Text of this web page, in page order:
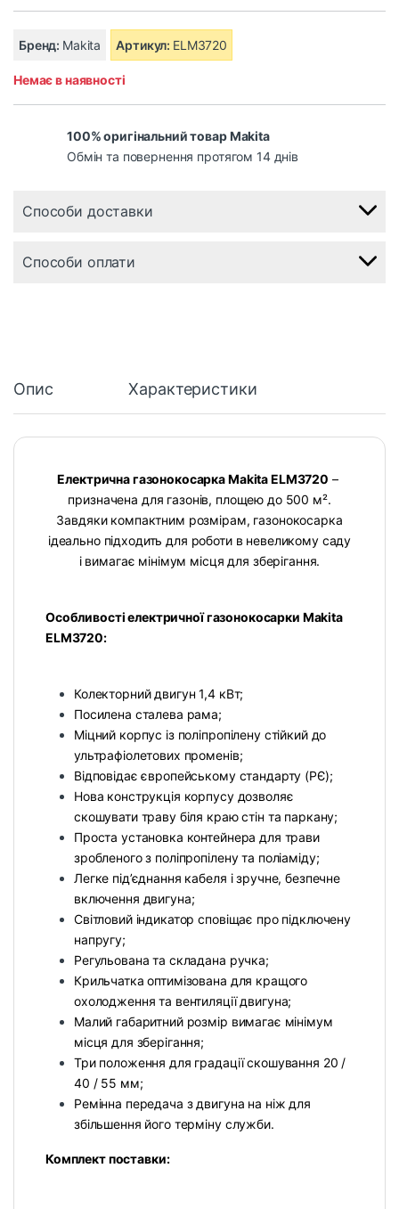
Бренд: Makita Артикул: ELM3720
Немає в наявності
100% оригінальний товар Makita
Обмін та повернення протягом 14 днів
Способи доставки
Способи оплати
Опис Характеристики
Електрична газонокосарка Makita ELM3720 –
призначена для газонів, площею до 500 м².
Завдяки компактним розмірам, газонокосарка
ідеально підходить для роботи в невеликому саду
і вимагає мінімум місця для зберігання.
Особливості електричної газонокосарки Makita
ELM3720:
Колекторний двигун 1,4 кВт;
Посилена сталева рама;
Міцний корпус із поліпропілену стійкий до
ультрафіолетових променів;
Відповідає європейському стандарту (РЄ);
Нова конструкція корпусу дозволяє
скошувати траву біля краю стін та паркану;
Проста установка контейнера для трави
зробленого з поліпропілену та поліаміду;
Легке під’єднання кабеля і зручне, безпечне
включення двигуна;
Світловий індикатор сповіщає про підключену
напругу;
Регульована та складана ручка;
Крильчатка оптимізована для кращого
охолодження та вентиляції двигуна;
Малий габаритний розмір вимагає мінімум
місця для зберігання;
Три положення для градації скошування 20 /
40 / 55 мм;
Ремінна передача з двигуна на ніж для
збільшення його терміну служби.
Комплект поставки: